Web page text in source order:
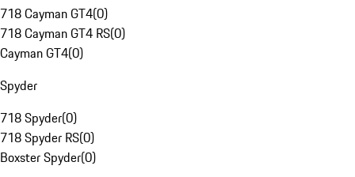
718 Cayman GT4(0)
718 Cayman GT4 RS(0)
Cayman GT4(0)
Spyder
718 Spyder(0)
718 Spyder RS(0)
Boxster Spyder(0)